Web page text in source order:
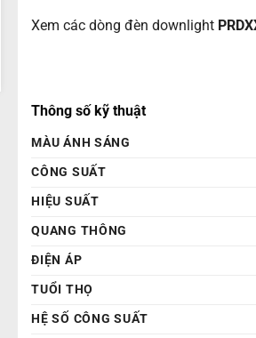
Xem các dòng đèn downlight
Thông số kỹ thuật
MÀU ÁNH SÁNG
CÔNG SUẤT
HIỆU SUẤT
QUANG THÔNG
ĐIỆN ÁP
TUỔI THỌ
HỆ SỐ CÔNG SUẤT